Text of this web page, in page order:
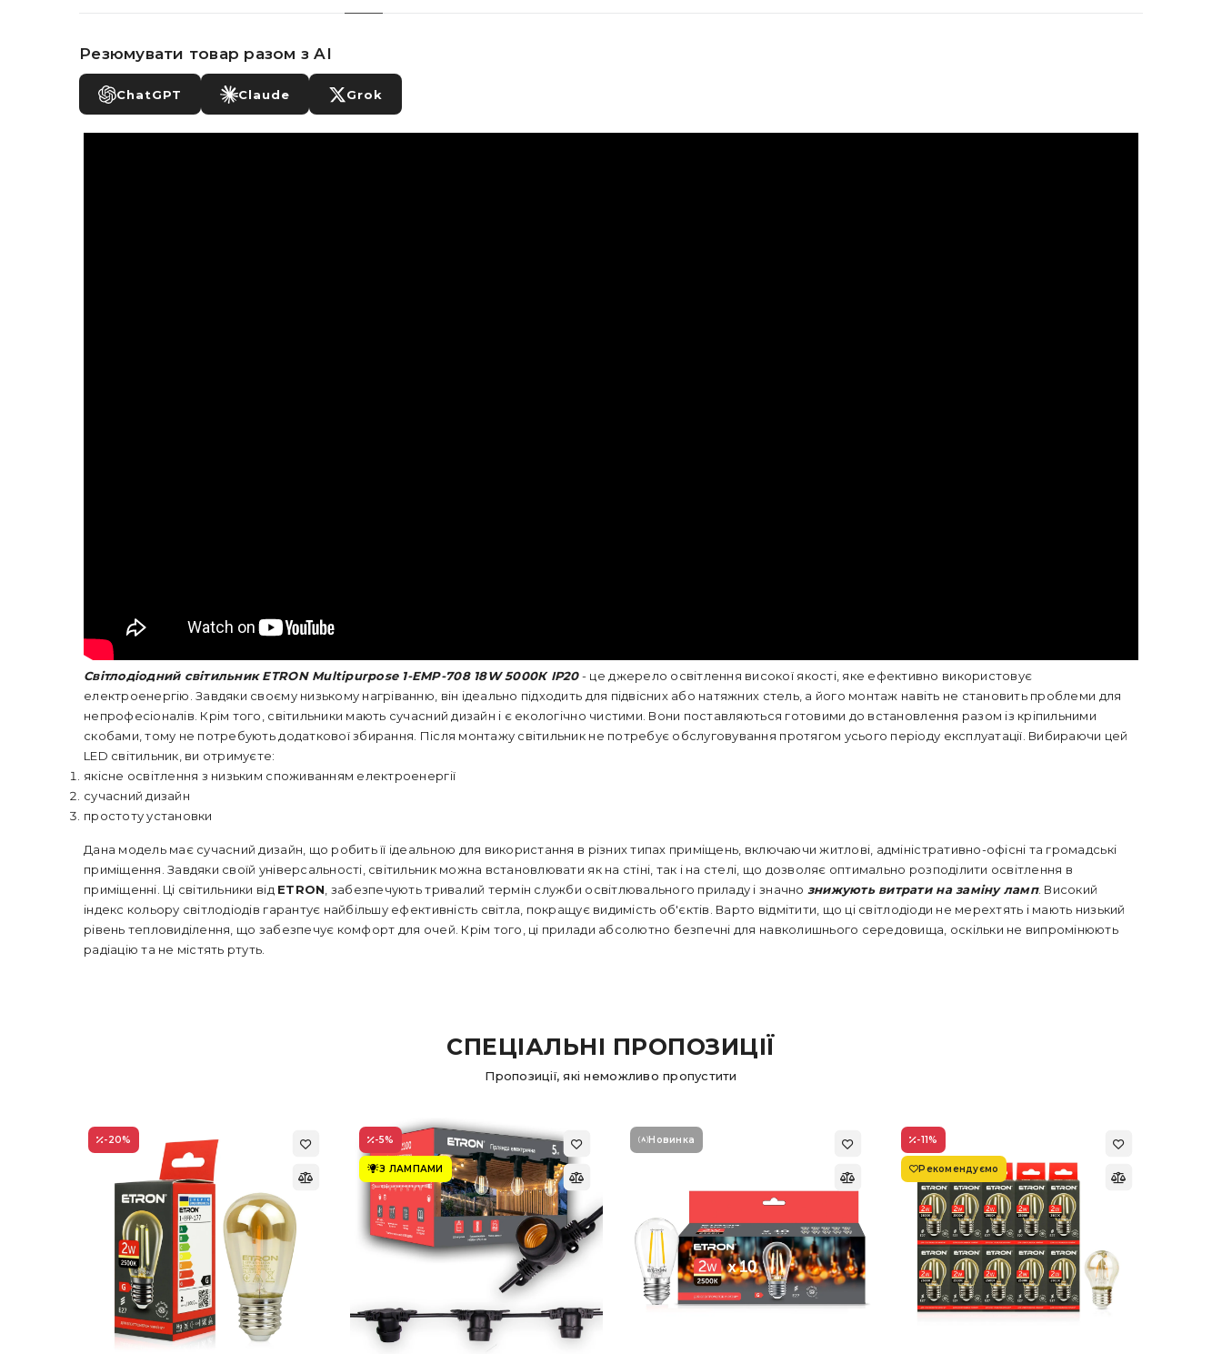
Резюмувати товар разом з AI
ChatGPT Claude Grok
Світлодіодний світильник ETRON Multipurpose 1-EMP-708 18W 5000К ІР20- це джерело освітлення високої якості, яке ефективно використовує
електроенергію. Завдяки своєму низькому нагріванню, він ідеально підходить для підвісних або натяжних стель, а його монтаж навіть не становить проблеми для
непрофесіоналів. Крім того, світильники мають сучасний дизайн і є екологічно чистими. Вони поставляються готовими до встановлення разом із кріпильними
скобами, тому не потребують додаткової збирання. Після монтажу світильник не потребує обслуговування протягом усього періоду експлуатації. Вибираючи цей
LED світильник, ви отримуєте:
якісне освітлення з низьким споживанням електроенергії
сучасний дизайн
простоту установки
Дана модель має сучасний дизайн, що робить її ідеальною для використання в різних типах приміщень, включаючи житлові, адміністративно-офісні та громадські
приміщення. Завдяки своїй універсальності, світильник можна встановлювати як на стіні, так і на стелі, що дозволяє оптимально розподілити освітлення в
приміщенні. Ці світильники від ETRON , забезпечують тривалий термін служби освітлювального приладу і значно знижують витрати на заміну ламп. Високий
індекс кольору світлодіодів гарантує найбільшу ефективність світла, покращує видимість об'єктів. Варто відмітити, що ці світлодіоди не мерехтять і мають низький
рівень тепловиділення, що забезпечує комфорт для очей. Крім того, ці прилади абсолютно безпечні для навколишнього середовища, оскільки не випромінюють
радіацію та не містять ртуть.
СПЕЦІАЛЬНІ ПРОПОЗИЦІЇ
Пропозиції, які неможливо пропустити
-20% -5%
З ЛАМПАМИ
Новинка -11%
Рекомендуємо